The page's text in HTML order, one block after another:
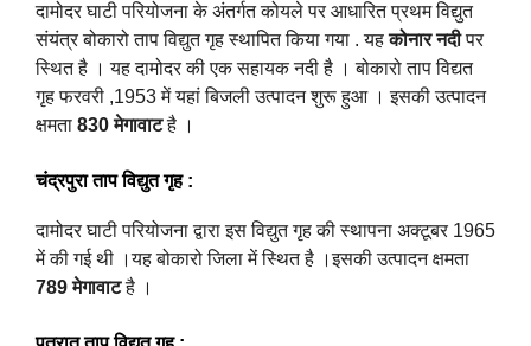
दामोदर घाटी परियोजना के अंतर्गत कोयले पर आधारित प्रथम विद्युत
संयंत्र बोकारो ताप विद्युत गृह स्थापित किया गया .यहकोनार नदीपर
स्थित है । यह दामोदर की एक सहायक नदी है । बोकारो ताप विद्यत
गृह फरवरी ,1953 में यहां बिजली उत्पादन शुरू हुआ । इसकी उत्पादन
क्षमता 830 मेगावाटहै ।
चंद्रपुरा ताप विद्युत गृह:
दामोदर घाटी परियोजना द्वारा इस विद्युत गृह की स्थापना अक्टूबर 1965
में की गई थी ।यह बोकारो जिला में स्थित है ।इसकी उत्पादन क्षमता
789 मेगावाटहै ।